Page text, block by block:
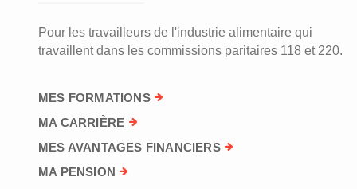
Pour les travailleurs de l'industrie alimentaire qui
travaillent dans les commissions paritaires 118 et 220.
MES FORMATIONS
MA CARRIÈRE
MES AVANTAGES FINANCIERS
MA PENSION